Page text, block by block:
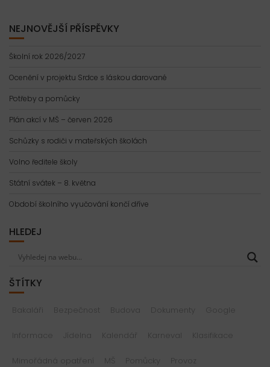
NEJNOVĚJŠÍ PŘÍSPĚVKY
Školní rok 2026/2027
Ocenění v projektu Srdce s láskou darované
Potřeby a pomůcky
Plán akcí v MŠ – červen 2026
Schůzky s rodiči v mateřských školách
Volno ředitele školy
Státní svátek – 8. května
Období školního vyučování končí dříve
HLEDEJ
ŠTÍTKY
Bakaláři Bezpečnost Budova Dokumenty Google
Informace Jídelna Kalendář Karneval Klasifikace
Mimořádná opatření MŠ Pomůcky Provoz